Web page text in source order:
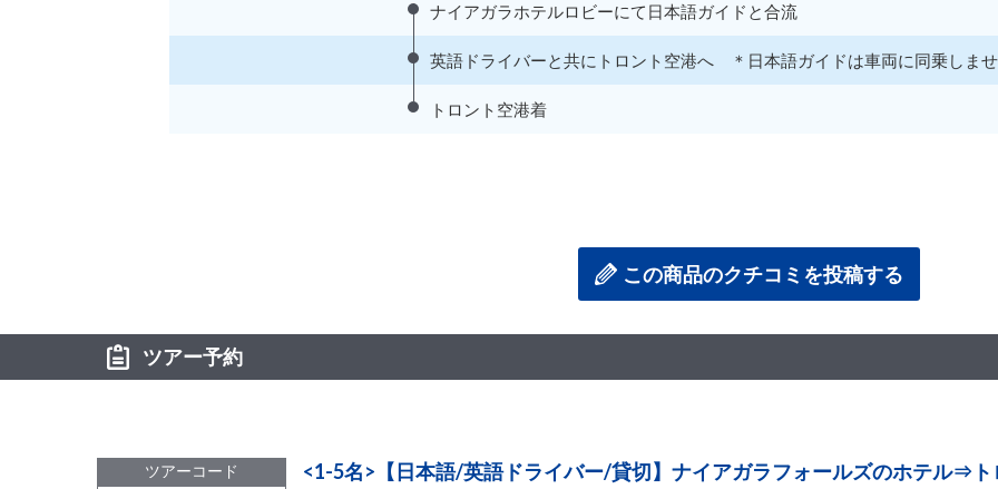
ナイアガラホテルロビーにて日本語ガイドと合流
英語ドライバーと共にトロント空港へ ＊日本語ガイドは車両に同乗しま
トロント空港着
この商品のクチコミを投稿する
ツアー予約
ツアーコード
<1-5名>【日本語/英語ドライバー/貸切】ナイアガラフォールズのホテル⇒